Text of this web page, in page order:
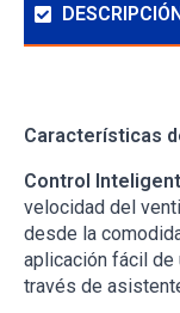
Características
Control
velocidad del
desde la
aplicación fácil de
través de